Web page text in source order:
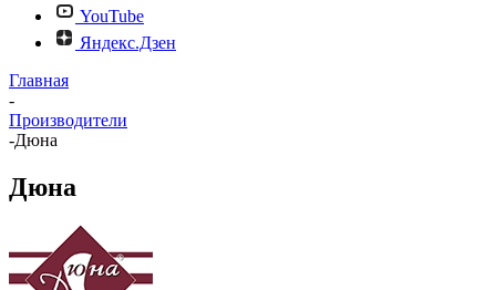
YouTube
Яндекс.Дзен
Главная
-
Производители
-Дюна
Дюна